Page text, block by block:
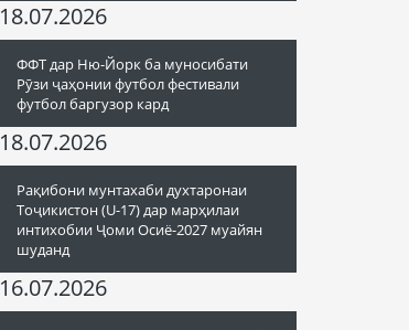
18.07.2026
ФФТ дар Ню-Йорк ба муносибати
Рӯзи ҷаҳонии футбол фестивали
футбол баргузор кард
18.07.2026
Рақибони мунтахаби духтаронаи
Тоҷикистон (U-17) дар марҳилаи
интихобии Ҷоми Осиё-2027 муайян
шуданд
16.07.2026